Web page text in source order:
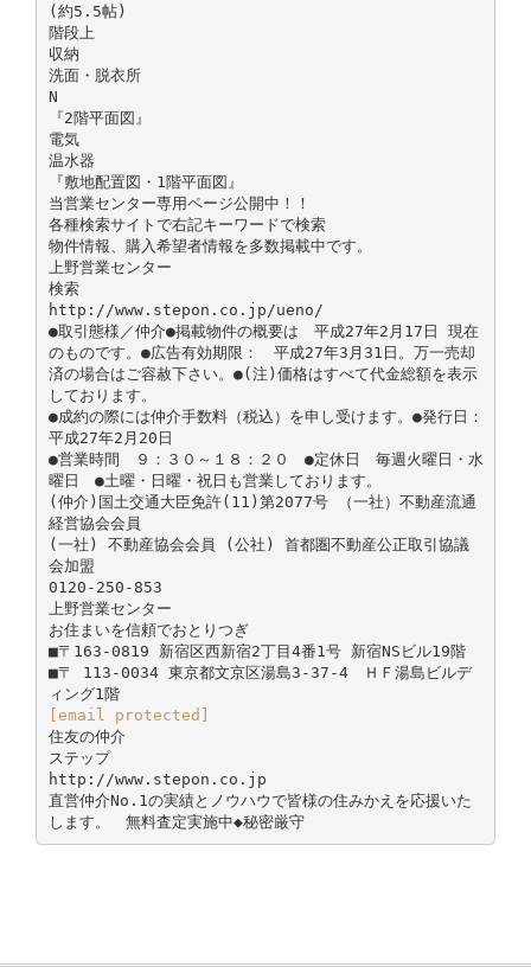
(約5.5帖)
階段上
収納
洗面・脱衣所
N
『2階平面図』
電気
温水器
『敷地配置図・1階平面図』
当営業センター専用ページ公開中！！
各種検索サイトで右記キーワードで検索
物件情報、購入希望者情報を多数掲載中です。
上野営業センター
検索
http://www.stepon.co.jp/ueno/
●取引態様／仲介●掲載物件の概要は 平成27年2月17日 現在
のものです。●広告有効期限： 平成27年3月31日。万一売却
済の場合はご容赦下さい。●(注)価格はすべて代金総額を表示
しております。
●成約の際には仲介手数料（税込）を申し受けます。●発行日：
平成27年2月20日
●営業時間 ９：３０～１８：２０ ●定休日 毎週火曜日・水
曜日 ●土曜・日曜・祝日も営業しております。
(仲介)国土交通大臣免許(11)第2077号 （一社）不動産流通
経営協会会員
(一社) 不動産協会会員 (公社) 首都圏不動産公正取引協議
会加盟
0120-250-853
上野営業センター
お住まいを信頼でおとりつぎ
■〒163-0819 新宿区西新宿2丁目4番1号 新宿NSビル19階
■〒 113-0034 東京都文京区湯島3-37-4 ＨＦ湯島ビルデ
ィング1階
[email protected]
住友の仲介
ステップ
http://www.stepon.co.jp
直営仲介No.1の実績とノウハウで皆様の住みかえを応援いた
します。 無料査定実施中◆秘密厳守